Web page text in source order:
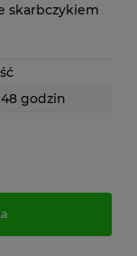
skarbczykiem
48 godzin